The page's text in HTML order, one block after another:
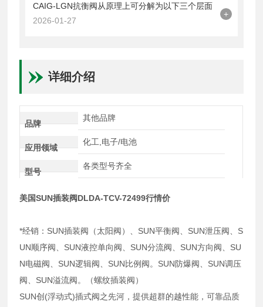
CAIG-LGN抗衡阀从原理上可分解为以下三个层面
2026-01-27
+
详细介绍
品牌
其他品牌
应用领域
化工,电子/电池
型号
各类型号齐全
美国SUN插装阀DLDA-TCV-72499行情价
*经销：SUN插装阀（太阳阀）、SUN平衡阀、SUN泄压阀、S
UN顺序阀、SUN液控单向阀、SUN分流阀、SUN方向阀、SU
N电磁阀、SUN逻辑阀、SUN比例阀。SUN防爆阀、SUN调压
阀、SUN溢流阀。（螺纹插装阀）
SUN创(浮动式)插式阀之先河，提供超群的越性能，可靠品质